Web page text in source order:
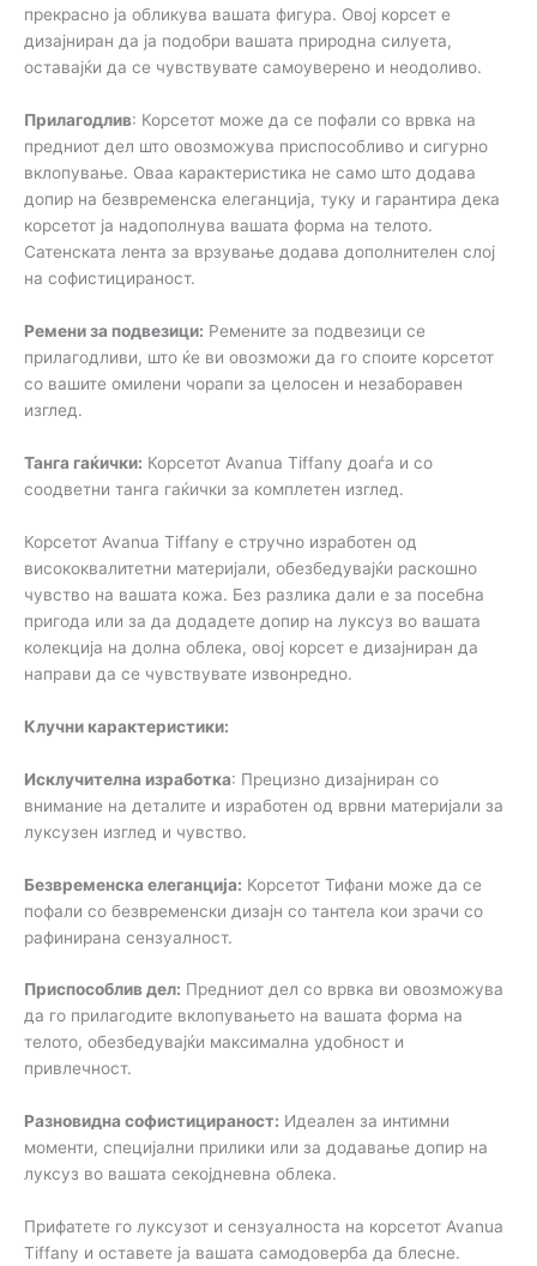
прекрасно ја обликува вашата фигура. Овој корсет е
дизајниран да ја подобри вашата природна силуета,
оставајќи да се чувствувате самоуверено и неодоливо.
Прилагодлив: Корсетот може да се пофали со врвка на
предниот дел што овозможува приспособливо и сигурно
вклопување. Оваа карактеристика не само што додава
допир на безвременска елеганција, туку и гарантира дека
корсетот ја надополнува вашата форма на телото.
Сатенската лента за врзување додава дополнителен слој
на софистицираност.
Ремени за подвезици: Ремените за подвезици се
прилагодливи, што ќе ви овозможи да го споите корсетот
со вашите омилени чорапи за целосен и незаборавен
изглед.
Танга гаќички: Корсетот Avanua Tiffany доаѓа и со
соодветни танга гаќички за комплетен изглед.
Корсетот Avanua Tiffany е стручно изработен од
висококвалитетни материјали, обезбедувајќи раскошно
чувство на вашата кожа. Без разлика дали е за посебна
пригода или за да додадете допир на луксуз во вашата
колекција на долна облека, овој корсет е дизајниран да
направи да се чувствувате извонредно.
Клучни карактеристики:
Исклучителна изработка: Прецизно дизајниран со
внимание на деталите и изработен од врвни материјали за
луксузен изглед и чувство.
Безвременска елеганција: Корсетот Тифани може да се
пофали со безвременски дизајн со тантела кои зрачи со
рафинирана сензуалност.
Приспособлив дел: Предниот дел со врвка ви овозможува
да го прилагодите вклопувањето на вашата форма на
телото, обезбедувајќи максимална удобност и
привлечност.
Разновидна софистицираност: Идеален за интимни
моменти, специјални прилики или за додавање допир на
луксуз во вашата секојдневна облека.
Прифатете го луксузот и сензуалноста на корсетот Avanua
Tiffany и оставете ја вашата самодоверба да блесне.